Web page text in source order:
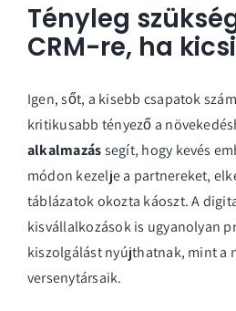
Tényleg
CRM-re, ha
Igen, sőt, a kisebb csapatok
kritikusabb tényező a
alkalmazássegít, hogy kevés
módon kezelje a partnereket,
táblázatok okozta káoszt. A
kisvállalkozások is ugyanolyan
kiszolgálást nyújthatnak, mint a
versenytársaik.